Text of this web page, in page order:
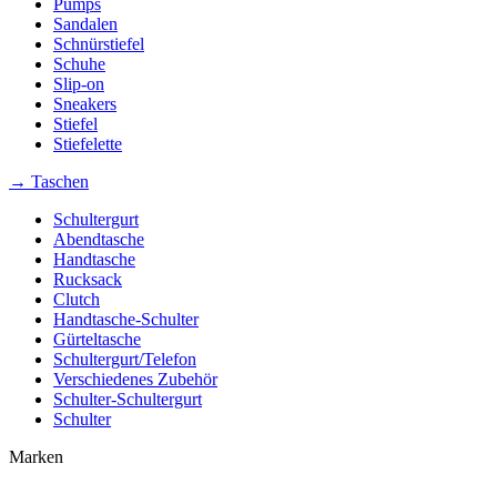
Pumps
Sandalen
Schnürstiefel
Schuhe
Slip-on
Sneakers
Stiefel
Stiefelette
→ Taschen
Schultergurt
Abendtasche
Handtasche
Rucksack
Clutch
Handtasche-Schulter
Gürteltasche
Schultergurt/Telefon
Verschiedenes Zubehör
Schulter-Schultergurt
Schulter
Marken